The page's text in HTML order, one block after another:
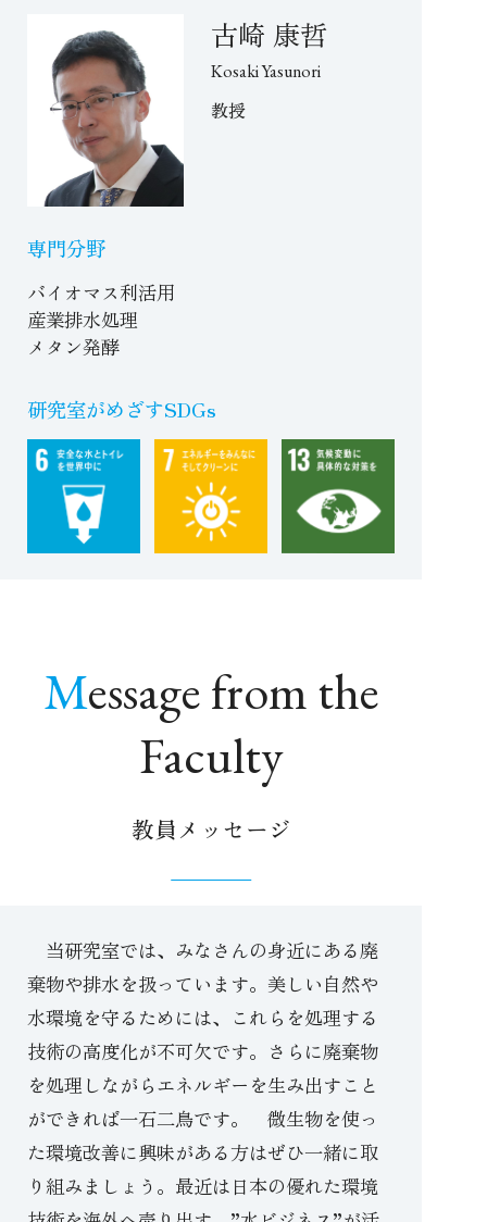
古崎 康哲
Kosaki Yasunori
教授
専門分野
バイオマス利活用
産業排水処理
メタン発酵
研究室がめざすSDGs
Message from the
Faculty
教員メッセージ
当研究室では、みなさんの身近にある廃
棄物や排水を扱っています。美しい自然や
水環境を守るためには、これらを処理する
技術の高度化が不可欠です。さらに廃棄物
を処理しながらエネルギーを生み出すこと
ができれば一石二鳥です。 微生物を使っ
た環境改善に興味がある方はぜひ一緒に取
り組みましょう。最近は日本の優れた環境